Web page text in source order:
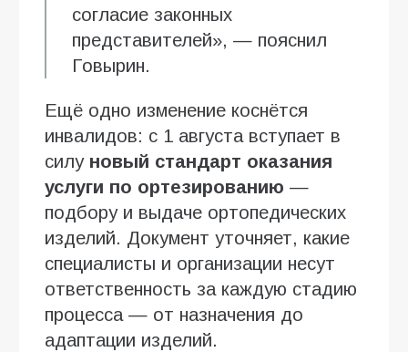
согласие законных
представителей», — пояснил
Говырин.
Ещё одно изменение коснётся
инвалидов: с 1 августа вступает в
силу новый стандарт оказания
услуги по ортезированию —
подбору и выдаче ортопедических
изделий. Документ уточняет, какие
специалисты и организации несут
ответственность за каждую стадию
процесса — от назначения до
адаптации изделий.